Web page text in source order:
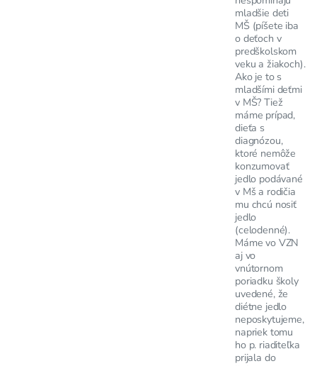
mladšie deti
MŠ (píšete iba
o deťoch v
predškolskom
veku a žiakoch).
Ako je to s
mladšími deťmi
v MŠ? Tiež
máme prípad,
dieťa s
diagnózou,
ktoré nemôže
konzumovať
jedlo podávané
v Mš a rodičia
mu chcú nosiť
jedlo
(celodenné).
Máme vo VZN
aj vo
vnútornom
poriadku školy
uvedené, že
diétne jedlo
neposkytujeme,
napriek tomu
ho p. riaditeľka
prijala do